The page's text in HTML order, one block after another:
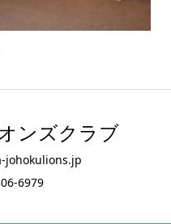
ンズクラブ
johokulions.jp
6979